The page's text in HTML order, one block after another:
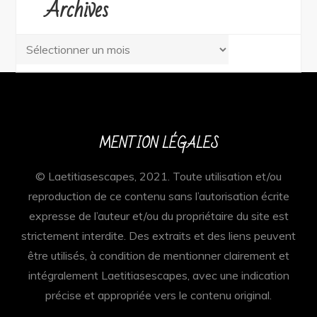
Archives
Archives
MENTION LÉGALES
© Laetitiasescapes, 2021. Toute utilisation et/ou
reproduction de ce contenu sans l’autorisation écrite
expresse de l’auteur et/ou du propriétaire du site est
strictement interdite. Des extraits et des liens peuvent
être utilisés, à condition de mentionner clairement et
intégralement Laetitiasescapes, avec une indication
précise et appropriée vers le contenu original.